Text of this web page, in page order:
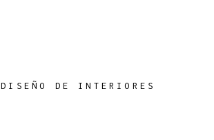
DISEÑO DE INTERIORES